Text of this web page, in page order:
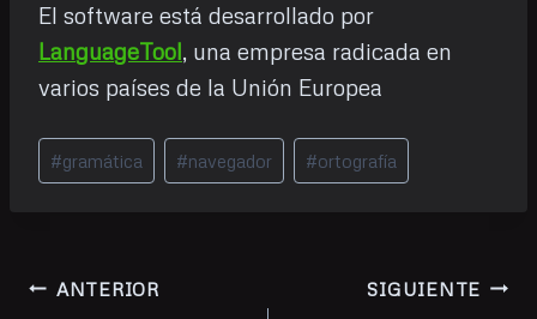
El software está desarrollado por
LanguageTool, una empresa radicada en
varios países de la Unión Europea
Etiquetas
de
#gramática #navegador #ortografía
Navegación
ANTERIOR SIGUIENTE